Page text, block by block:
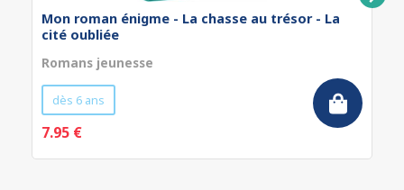
Mon roman énigme - La chasse au trésor - La
cité oubliée
Romans jeunesse
dès 6 ans
7.95 €